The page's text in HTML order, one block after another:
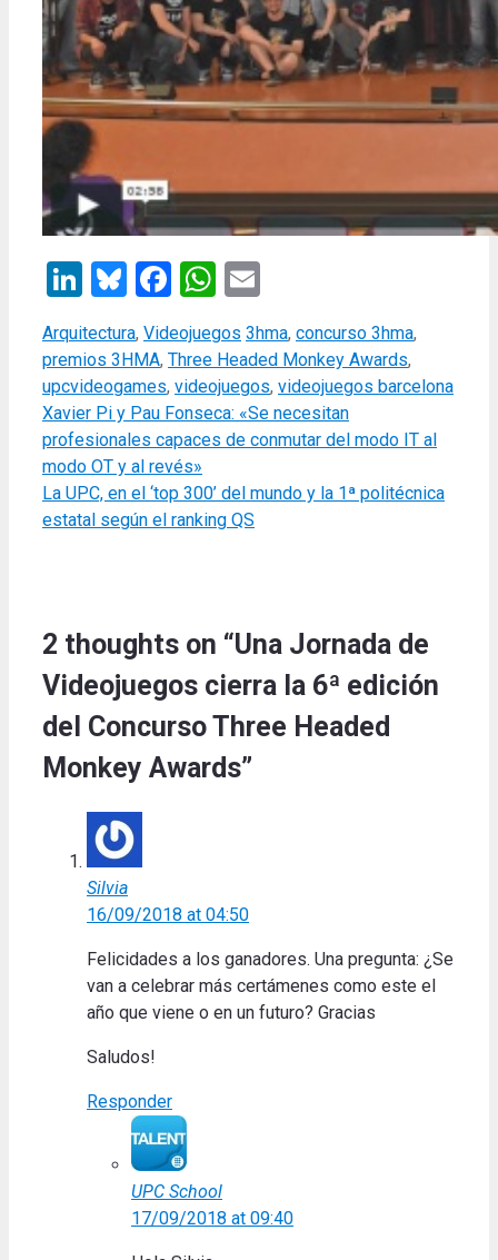
LinkedIn
Bluesky
Facebook
WhatsApp
Categories
Arquitectura, Videojuegos Tags
3hma, concurso 3hma,
premios 3HMA, Three Headed Monkey Awards,
upcvideogames, videojuegos, videojuegos barcelona
Xavier Pi y Pau Fonseca: «Se necesitan
profesionales capaces de conmutar del modo IT al
modo OT y al revés»
La UPC, en el ‘top 300’ del mundo y la 1ª politécnica
estatal según el ranking QS
2 thoughts on “Una Jornada de
Videojuegos cierra la 6ª edición
del Concurso Three Headed
Monkey Awards”
Silvia
16/09/2018 at 04:50
Felicidades a los ganadores. Una pregunta: ¿Se
van a celebrar más certámenes como este el
año que viene o en un futuro? Gracias
Saludos!
Responder
UPC School
17/09/2018 at 09:40